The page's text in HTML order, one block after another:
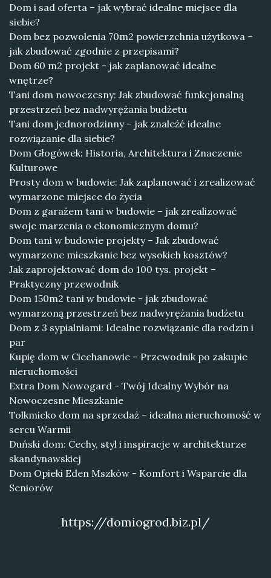
Dom i sad oferta – jak wybrać idealne miejsce dla
siebie?
Dom bez pozwolenia 70m2 powierzchnia użytkowa –
jak zbudować zgodnie z przepisami?
Dom 60 m2 projekt - jak zaplanować idealne
wnętrze?
Tani dom nowoczesny: Jak zbudować funkcjonalną
przestrzeń bez nadwyrężania budżetu
Tani dom jednorodzinny – jak znaleźć idealne
rozwiązanie dla siebie?
Dom Głogówek: Historia, Architektura i Znaczenie
Kulturowe
Prosty dom w budowie: Jak zaplanować i zrealizować
wymarzone miejsce do życia
Dom z garażem tani w budowie – jak zrealizować
swoje marzenia o ekonomicznym domu?
Dom tani w budowie projekty – Jak zbudować
wymarzone mieszkanie bez wysokich kosztów?
Jak zaprojektować dom do 100 tys. projekt –
Praktyczny przewodnik
Dom 150m2 tani w budowie - jak zbudować
wymarzoną przestrzeń bez nadwyrężania budżetu
Dom z 3 sypialniami: Idealne rozwiązanie dla rodzin i
par
Kupię dom w Ciechanowie – Przewodnik po zakupie
nieruchomości
Extra Dom Nowogard - Twój Idealny Wybór na
Nowoczesne Mieszkanie
Tolkmicko dom na sprzedaż – idealna nieruchomość w
sercu Warmii
Duński dom: Cechy, styl i inspiracje w architekturze
skandynawskiej
Dom Opieki Eden Mszków - Komfort i Wsparcie dla
Seniorów
https://domiogrod.biz.pl/